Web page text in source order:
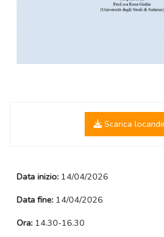
Scarica
Data inizio: 14/04/2026
Data fine: 14/04/2026
Ora: 14.30-16.30